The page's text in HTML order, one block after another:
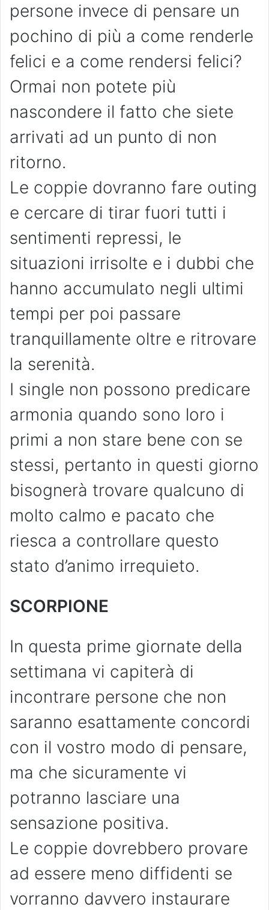
persone invece di pensare un
pochino di più a come renderle
felici e a come rendersi felici?
Ormai non potete più
nascondere il fatto che siete
arrivati ad un punto di non
ritorno.
Le coppie dovranno fare outing
e cercare di tirar fuori tutti i
sentimenti repressi, le
situazioni irrisolte e i dubbi che
hanno accumulato negli ultimi
tempi per poi passare
tranquillamente oltre e ritrovare
la serenità.
I single non possono predicare
armonia quando sono loro i
primi a non stare bene con se
stessi, pertanto in questi giorno
bisognerà trovare qualcuno di
molto calmo e pacato che
riesca a controllare questo
stato d’animo irrequieto.
SCORPIONE
In questa prime giornate della
settimana vi capiterà di
incontrare persone che non
saranno esattamente concordi
con il vostro modo di pensare,
ma che sicuramente vi
potranno lasciare una
sensazione positiva.
Le coppie dovrebbero provare
ad essere meno diffidenti se
vorranno davvero instaurare